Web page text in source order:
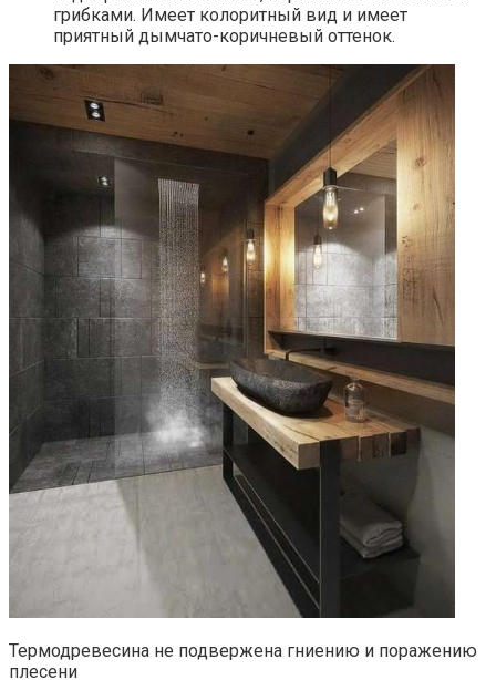
грибками. Имеет колоритный вид и имеет
приятный дымчато-коричневый оттенок.
Термодревесина не подвержена гниению и поражению
плесени